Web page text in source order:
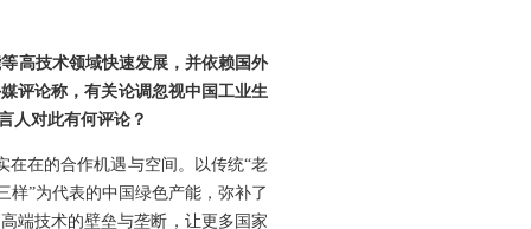
高技术领域快速发展，并依赖国外
评论称，有关论调忽视中国工业生
人对此有何评论？
在在的合作机遇与空间。以传统“老
样”为代表的中国绿色产能，弥补了
端技术的壁垒与垄断，让更多国家